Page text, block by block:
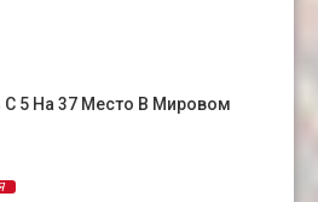
С 5 На 37 Место В Мировом